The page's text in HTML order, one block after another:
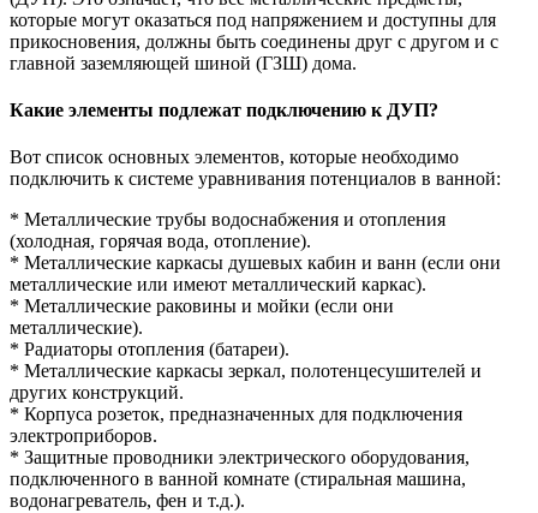
которые могут оказаться под напряжением и доступны для
прикосновения, должны быть соединены друг с другом и с
главной заземляющей шиной (ГЗШ) дома.
Какие элементы подлежат подключению к ДУП?
Вот список основных элементов, которые необходимо
подключить к системе уравнивания потенциалов в ванной:
* Металлические трубы водоснабжения и отопления
(холодная, горячая вода, отопление).
* Металлические каркасы душевых кабин и ванн (если они
металлические или имеют металлический каркас).
* Металлические раковины и мойки (если они
металлические).
* Радиаторы отопления (батареи).
* Металлические каркасы зеркал, полотенцесушителей и
других конструкций.
* Корпуса розеток, предназначенных для подключения
электроприборов.
* Защитные проводники электрического оборудования,
подключенного в ванной комнате (стиральная машина,
водонагреватель, фен и т.д.).